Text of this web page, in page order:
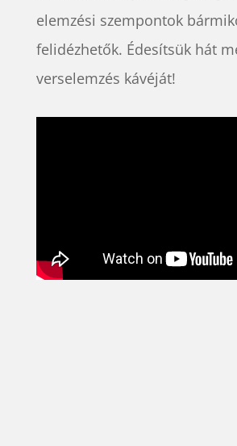
elemzési szempontok
felidézhetők. Édesítsük hát
verselemzés kávéját!